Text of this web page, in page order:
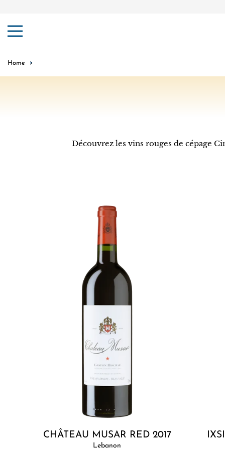
Home
Découvrez les vins rouges de cépage
Add to cart
CHÂTEAU MUSAR RED 2017
Lebanon